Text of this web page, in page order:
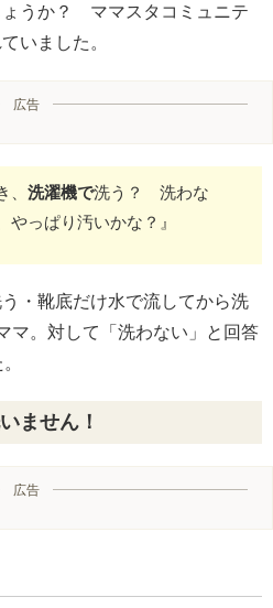
ょうか？ ママスタコミュニテ
いました。
広告
、 洗濯機で洗う？ 洗わな
っぱり汚いかな？』
・靴底だけ水で流してから洗
マ。対して「洗わない」と回答
ません！
広告